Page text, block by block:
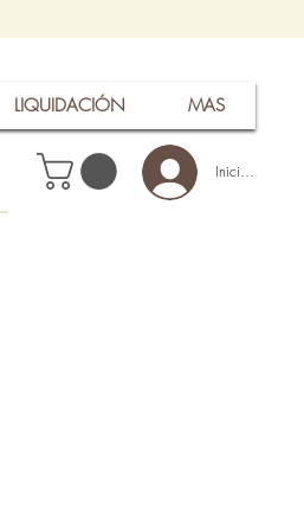
LIQUIDACIÓN MAS
Iniciar sesión